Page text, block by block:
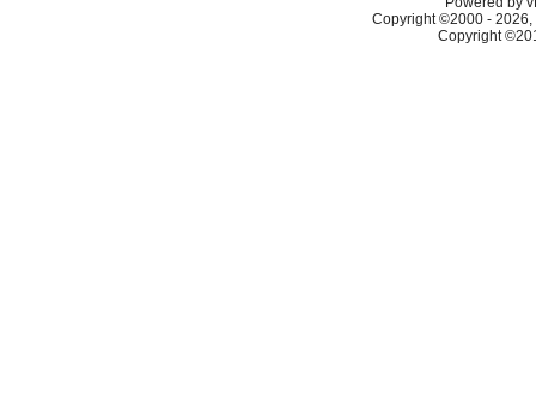
Copyright ©2000 -
Copyright